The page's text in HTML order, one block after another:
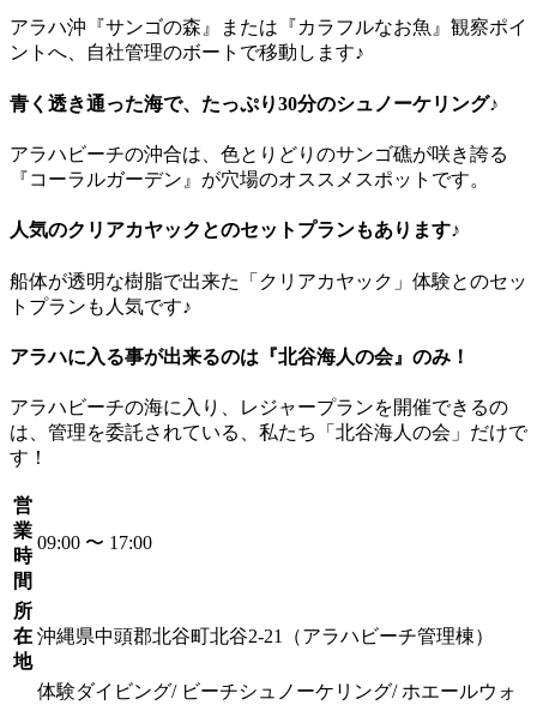
アラハ沖『サンゴの森』または『カラフルなお魚』観察ポイ
ントへ、自社管理のボートで移動します♪
青く透き通った海で、たっぷり30分のシュノーケリング♪
アラハビーチの沖合は、色とりどりのサンゴ礁が咲き誇る
『コーラルガーデン』が穴場のオススメスポットです。
人気のクリアカヤックとのセットプランもあります♪
船体が透明な樹脂で出来た「クリアカヤック」体験とのセッ
トプランも人気です♪
アラハに入る事が出来るのは『北谷海人の会』のみ！
アラハビーチの海に入り、レジャープランを開催できるの
は、管理を委託されている、私たち「北谷海人の会」だけで
す！
営
業
時
間
09:00 〜 17:00
所
在
地
沖縄県中頭郡北谷町北谷2-21（アラハビーチ管理棟）
体験ダイビング/ ビーチシュノーケリング/ ホエールウォ